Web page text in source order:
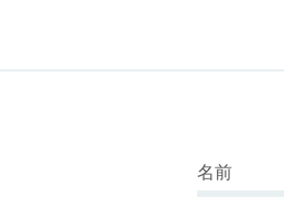
名前